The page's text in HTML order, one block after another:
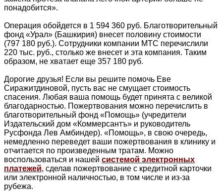
понадобится».
Операция обойдется в 1 594 360 руб. Благотворительный
фонд «Урал» (Башкирия) внесет половину стоимости
(797 180 руб.). Сотрудники компании МТС перечислили
220 тыс. руб., столько же внесет и эта компания. Таким
образом, не хватает еще 357 180 руб.
Дорогие друзья! Если вы решите помочь Еве
Сиражитдиновой, пусть вас не смущает стоимость
спасения. Любая ваша помощь будет принята с великой
благодарностью. Пожертвования можно перечислить в
благотворительный фонд «Помощь» (учредители
Издательский дом «Коммерсантъ» и руководитель
Русфонда Лев Амбиндер). «Помощь», в свою очередь,
немедленно переведет ваши пожертвования в клинику и
отчитается по произведенным тратам. Можно
воспользоваться и нашей системой электронных
платежей, сделав пожертвование с кредитной карточки
или электронной наличностью, в том числе и из-за
рубежа.